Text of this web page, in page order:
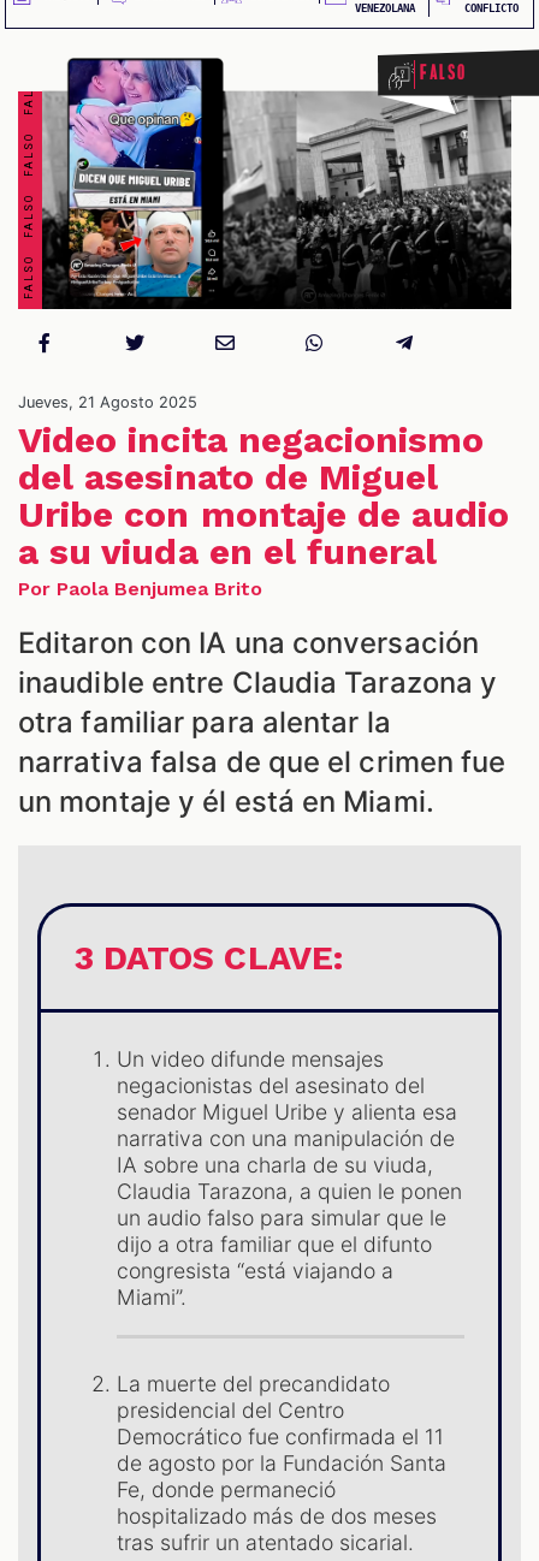
VENEZOLANA
CONFLICTO
Falso
Jueves, 21 Agosto 2025
Video incita negacionismo
del asesinato de Miguel
Uribe con montaje de audio
a su viuda en el funeral
Por Paola Benjumea Brito
Editaron con IA una conversación
inaudible entre Claudia Tarazona y
otra familiar para alentar la
narrativa falsa de que el crimen fue
un montaje y él está en Miami.
3 DATOS CLAVE:
Un video difunde mensajes
negacionistas del asesinato del
senador Miguel Uribe y alienta esa
narrativa con una manipulación de
IA sobre una charla de su viuda,
Claudia Tarazona, a quien le ponen
un audio falso para simular que le
dijo a otra familiar que el difunto
congresista “está viajando a
Miami”.
La muerte del precandidato
presidencial del Centro
Democrático fue confirmada el 11
de agosto por la Fundación Santa
Fe, donde permaneció
hospitalizado más de dos meses
tras sufrir un atentado sicarial.